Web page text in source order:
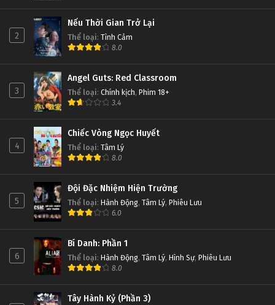
2
Nếu Thời Gian Trở Lại
Thể loại: Tình Cảm
8.0
3
Angel Guts: Red Classroom
Thể loại: Chính kịch, Phim 18+
3.4
4
Chiếc Vòng Ngọc Huyết
Thể loại: Tâm Lý
8.0
5
Đội Đặc Nhiệm Hiện Trường
Thể loại: Hành Động, Tâm Lý, Phiêu Lưu
6.0
6
Bí Danh: Phần 1
Thể loại: Hành Động, Tâm Lý, Hình Sự, Phiêu Lưu
8.0
Tây Hành Kỷ (Phần 3)